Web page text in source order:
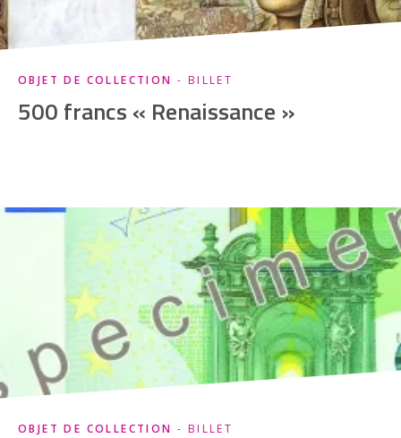
OBJET DE COLLECTION - BILLET
500 francs « Renaissance »
OBJET DE COLLECTION - BILLET